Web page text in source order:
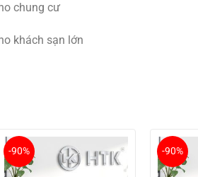
chung cư
khách sạn lớn
-90% -90%